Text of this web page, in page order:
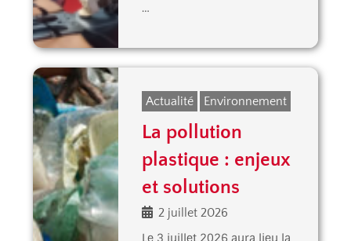
…
Actualité Environnement
La pollution
plastique : enjeux
et solutions
2 juillet 2026
Le 3 juillet 2026 aura lieu la